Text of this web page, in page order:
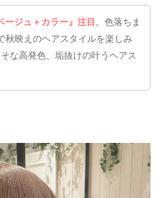
ージュ＋カラー』注目 。色落ちま
秋映えのヘアスタイルを楽しみ
な高発色、垢抜けの叶うヘアス